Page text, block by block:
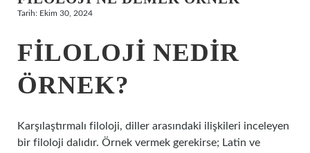
Tarih: Ekim 30, 2024
FILOLOJI NEDIR
ÖRNEK?
Karşılaştırmalı filoloji, diller arasındaki ilişkileri inceleyen
bir filoloji dalıdır. Örnek vermek gerekirse; Latin ve